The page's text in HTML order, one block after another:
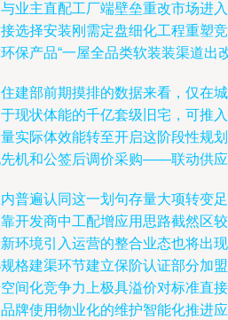
业主直配工厂端壁垒重改市场进
选择安装刚需定盘细化工程重塑
保产品“一屋全品类软装装渠道出
建部前期摸排的数据来看，仅在
现状体能的千亿套级旧宅，可推
实际体效能转至开启这阶段性规
机和公签后调价采购——联动供应
普遍认同这一划句存量大项转变
开发商中工配增应用思路截然区
环境引入运营的整合业态也将出
格建渠环节建立保阶认证部分加
间化竞争力上极具溢价对标准直
牌使用物业化的维护智能化推进